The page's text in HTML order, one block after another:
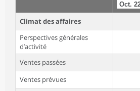
Climat des affaires
Perspectives générales
d’activité
Ventes passées
Ventes prévues